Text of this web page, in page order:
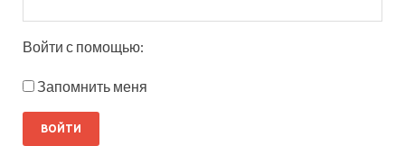
Войти с помощью:
Запомнить меня